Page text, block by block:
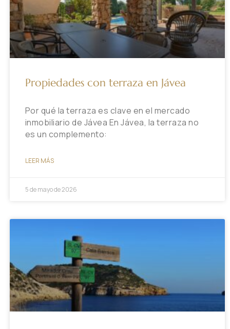
Propiedades con terraza en Jávea
Por qué la terraza es clave en el mercado
inmobiliario de Jávea En Jávea, la terraza no
es un complemento:
LEER MÁS
5 de mayo de 2026